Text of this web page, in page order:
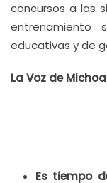
concursos a las
entrenamiento
educativas y de
La Voz de
Es tiempo